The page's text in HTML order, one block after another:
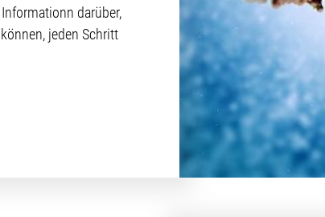
darüber,
jeden Schritt